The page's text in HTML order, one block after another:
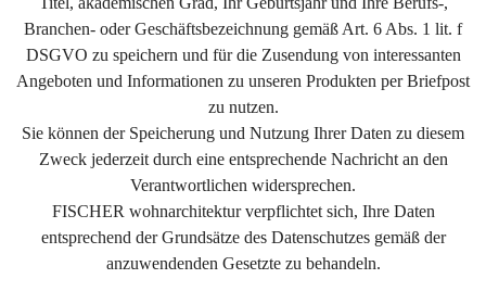
Branchen- oder Geschäftsbezeichnung gemäß Art. 6 Abs. 1 lit. f
DSGVO zu speichern und für die Zusendung von interessanten
Angeboten und Informationen zu unseren Produkten per Briefpost
zu nutzen.
Sie können der Speicherung und Nutzung Ihrer Daten zu diesem
Zweck jederzeit durch eine entsprechende Nachricht an den
Verantwortlichen widersprechen.
FISCHER wohnarchitektur verpflichtet sich, Ihre Daten
entsprechend der Grundsätze des Datenschutzes gemäß der
anzuwendenden Gesetzte zu behandeln.